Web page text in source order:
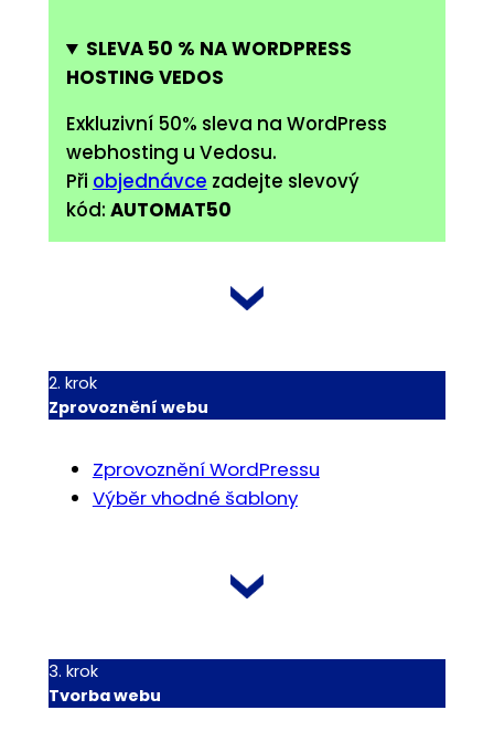
SLEVA 50 % NA WORDPRESS
HOSTING VEDOS
Exkluzivní 50% sleva na WordPress
webhosting u Vedosu.
Při objednávce zadejte slevový
kód: AUTOMAT50
2. krok
Zprovoznění webu
Zprovoznění WordPressu
Výběr vhodné šablony
3. krok
Tvorba webu